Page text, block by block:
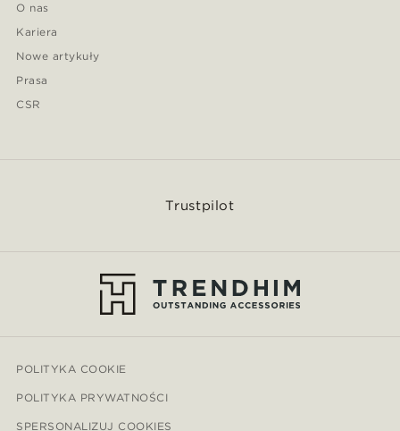
O nas
Kariera
Nowe artykuły
Prasa
CSR
Trustpilot
POLITYKA COOKIE
POLITYKA PRYWATNOŚCI
SPERSONALIZUJ COOKIES